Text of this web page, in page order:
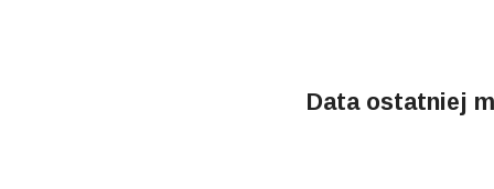
Data ostatniej